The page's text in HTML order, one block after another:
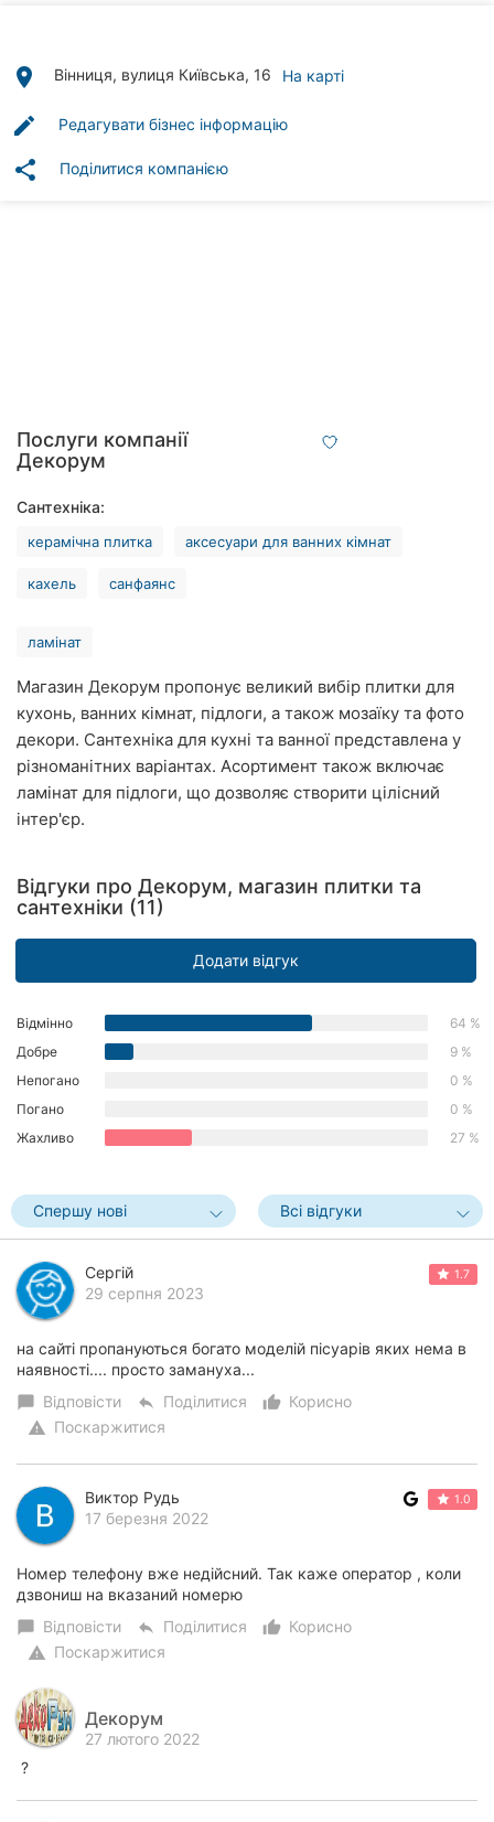
рубрики
Хмельницький
Рівне
Харків
Запоріжжя
Дніпро
Кривий
Ріг
Полтава
Чернігів
Чернівці
Івано-
Франківськ
Луцьк
Ужгород
Карпати
place Вінниця, вулиця Київська, 16 На карті
edit Редагувати бізнес інформацію
share Поділитися компанією
Послуги компанії
Декорум
Сантехніка:
керамічна плитка аксесуари для ванних кімнат
кахель санфаянс
ламінат
Магазин Декорум пропонує великий вибір плитки для
кухонь, ванних кімнат, підлоги, а також мозаїку та фото
декори. Сантехніка для кухні та ванної представлена у
різноманітних варіантах. Асортимент також включає
ламінат для підлоги, що дозволяє створити цілісний
інтер'єр.
Відгуки про Декорум, магазин плитки та
сантехніки (11)
Додати відгук
Відмінно
64 %
Добре
9 %
Непогано
0 %
Погано
0 %
Жахливо
27 %
Спершу нові Всі відгуки
Сергій
29 серпня 2023
1.7
на сайті пропануються богато моделій пісуарів яких нема в
наявності.... просто замануха...
chat_bubble Відповісти reply Поділитися thumb_up_alt
Корисно
warning Поскаржитися
Виктор Рудь
17 березня 2022
1.0
Номер телефону вже недійсний. Так каже оператор , коли
дзвониш на вказаний номерю
chat_bubble Відповісти reply Поділитися thumb_up_alt
Корисно
warning Поскаржитися
Декорум
27 лютого 2022
?